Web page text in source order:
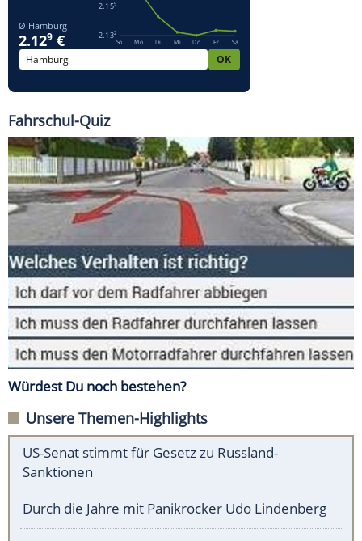
Fahrschul-Quiz
Würdest Du noch bestehen?
Unsere Themen-Highlights
US-Senat stimmt für Gesetz zu Russland-
Sanktionen
Durch die Jahre mit Panikrocker Udo Lindenberg